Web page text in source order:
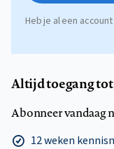
Heb je al een
Altijd toegang
Abonneer vandaag
12 weken